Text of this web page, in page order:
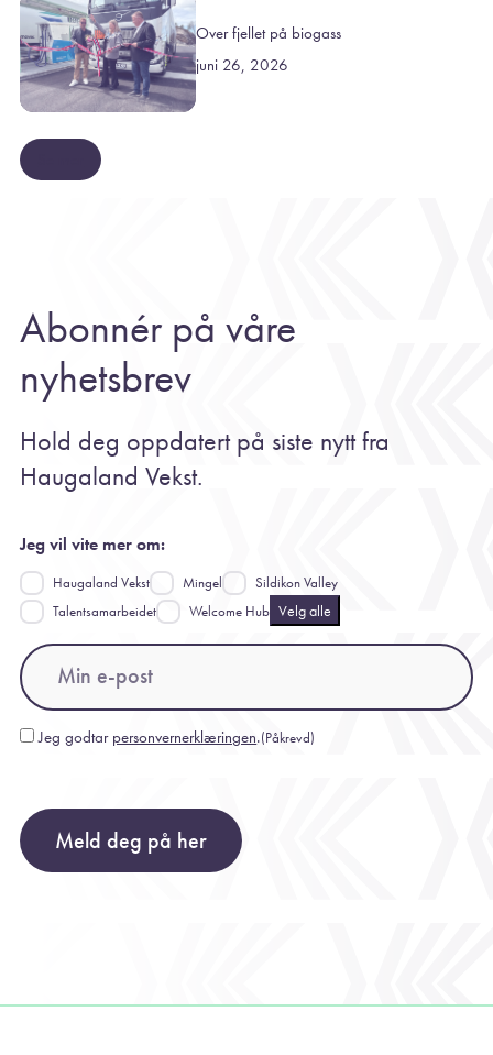
Over fjellet på biogass
juni 26, 2026
Abonnér på våre
nyhetsbrev
Hold deg oppdatert på siste nytt fra
Haugaland Vekst.
Jeg vil vite mer om:
Haugaland Vekst Mingel
Sildikon Valley
Talentsamarbeidet
Welcome Hub Velg alle
Email
Consent(Påkrevd)
Jeg godtar personvernerklæringen.(Påkrevd)
Meld deg på her